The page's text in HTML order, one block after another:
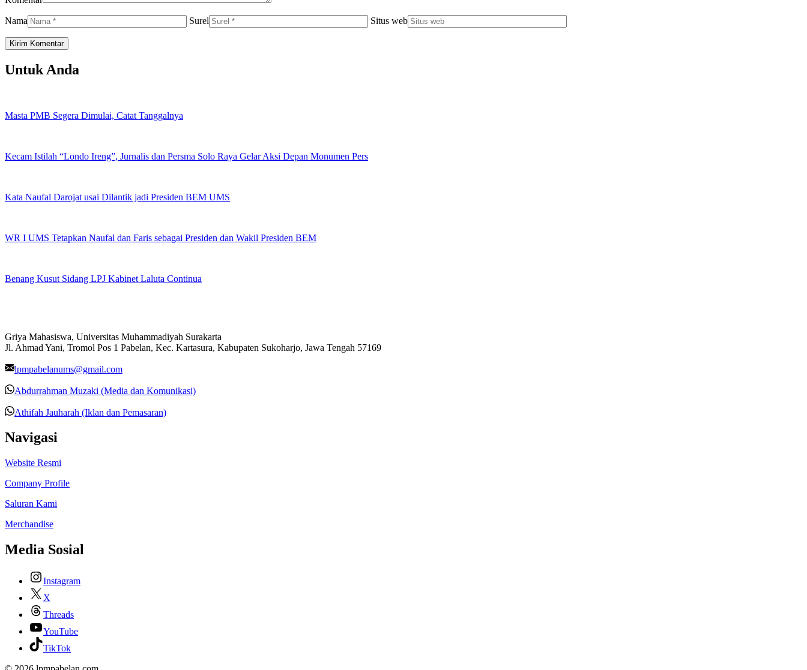
Nama Surel Situs web
Untuk Anda
Masta PMB Segera Dimulai, Catat Tanggalnya
Kecam Istilah “Londo Ireng”, Jurnalis dan Persma Solo Raya Gelar Aksi Depan Monumen Pers
Kata Naufal Darojat usai Dilantik jadi Presiden BEM UMS
WR I UMS Tetapkan Naufal dan Faris sebagai Presiden dan Wakil Presiden BEM
Benang Kusut Sidang LPJ Kabinet Laluta Continua
Griya Mahasiswa, Universitas Muhammadiyah Surakarta
Jl. Ahmad Yani, Tromol Pos 1 Pabelan, Kec. Kartasura, Kabupaten Sukoharjo, Jawa Tengah 57169
lpmpabelanums@gmail.com
Abdurrahman Muzaki (Media dan Komunikasi)
Athifah Jauharah (Iklan dan Pemasaran)
Navigasi
Website Resmi
Company Profile
Saluran Kami
Merchandise
Media Sosial
Instagram
X
Threads
YouTube
TikTok